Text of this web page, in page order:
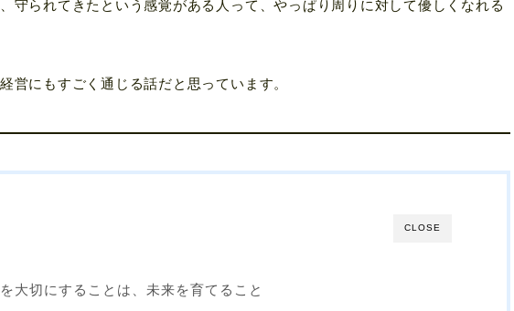
守られてきたという感覚がある人って、やっぱり周りに対して優しくなれる
営にもすごく通じる話だと思っています。
CLOSE
大切にすることは、未来を育てること